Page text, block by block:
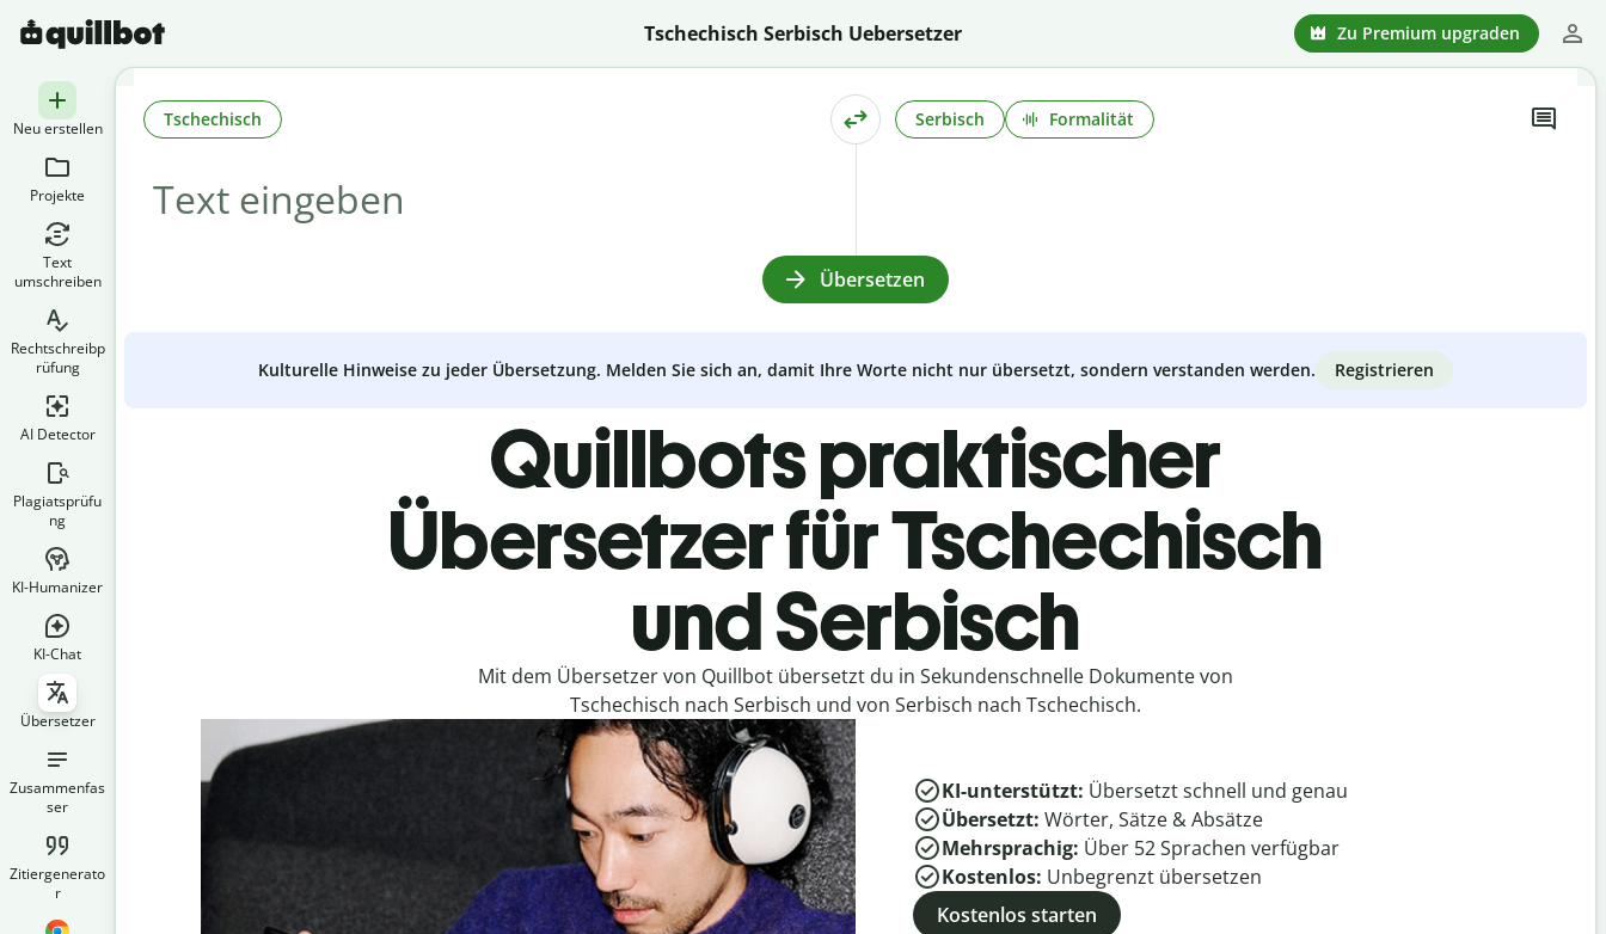
Tschechisch Serbisch Uebersetzer Zu Premium upgraden
Neu erstellen
Projekte
Text
umschreiben
Rechtschreibp
rüfung
AI Detector
Plagiatsprüfu
ng
KI-Humanizer
KI-Chat
Übersetzer
Zusammenfas
ser
Zitiergenerato
r
Tschechisch Serbisch Formalität
Übersetzen
Kulturelle Hinweise zu jeder Übersetzung. Melden Sie sich an, damit Ihre Worte nicht nur übersetzt, sondern verstanden werden. Registrieren
Quillbots praktischer
Übersetzer für Tschechisch
und Serbisch
Mit dem Übersetzer von Quillbot übersetzt du in Sekundenschnelle Dokumente von
Tschechisch nach Serbisch und von Serbisch nach Tschechisch.
KI-unterstützt: Übersetzt schnell und genau
Übersetzt: Wörter, Sätze & Absätze
Mehrsprachig: Über 52Sprachen verfügbar
Kostenlos: Unbegrenzt übersetzen
Kostenlos starten